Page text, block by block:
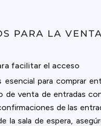
PARA LA
facilitar el acceso
para comprar
de venta de entradas
de las
la sala de espera,